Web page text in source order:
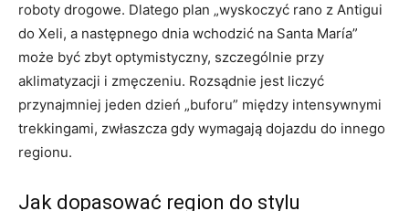
roboty drogowe. Dlatego plan „wyskoczyć rano z Antigui
do Xeli, a następnego dnia wchodzić na Santa María”
może być zbyt optymistyczny, szczególnie przy
aklimatyzacji i zmęczeniu. Rozsądnie jest liczyć
przynajmniej jeden dzień „buforu” między intensywnymi
trekkingami, zwłaszcza gdy wymagają dojazdu do innego
regionu.
Jak dopasować region do stylu